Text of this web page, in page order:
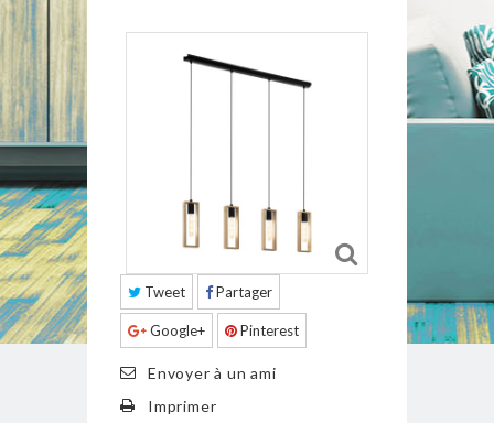
Tweet Partager
Google+ Pinterest
Envoyer à un ami
Imprimer